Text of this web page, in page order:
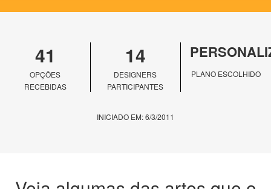
41
OPÇÕES
RECEBIDAS
14
DESIGNERS
PARTICIPANTES
PLANO ESCOLHIDO
INICIADO EM: 6/3/2011